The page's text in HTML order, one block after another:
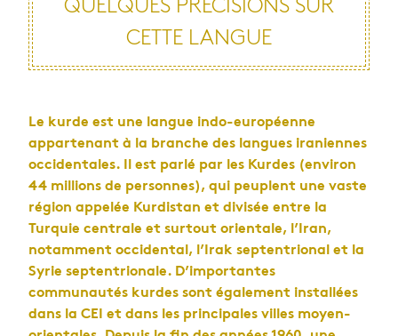
QUELQUES PRÉCISIONS SUR
CETTE LANGUE
Le kurde est une langue indo-européenne
appartenant à la branche des langues iraniennes
occidentales. Il est parlé par les Kurdes (environ
44 millions de personnes), qui peuplent une vaste
région appelée Kurdistan et divisée entre la
Turquie centrale et surtout orientale, l’Iran,
notamment occidental, l’Irak septentrional et la
Syrie septentrionale. D’importantes
communautés kurdes sont également installées
dans la CEI et dans les principales villes moyen-